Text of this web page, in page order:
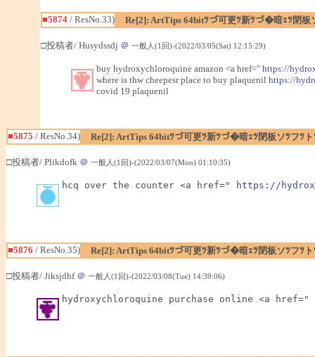
■5874/ ResNo.33) Re[2]: ArtTips 64bitﾂづ可更ﾂ新ﾂづ�暗ｪﾂ閉
□投稿者/ Husydssdj ＠ 一般人(1回)-(2022/03/05(Sat) 12:15:29)
buy hydroxychloroquine amazon <a href=" https://
where is thw cheepesr place to buy plaquenil https://
covid 19 plaquenil
■5875 / ResNo.34) Re[2]: ArtTips 64bitﾂづ可更ﾂ新ﾂづ�暗ｪﾂ閉板ソﾂフﾂ
□投稿者/ Plikdofk ＠ 一般人(1回)-(2022/03/07(Mon) 01:10:35)
hcq over the counter <a href=" https://
■5876 / ResNo.35) Re[2]: ArtTips 64bitﾂづ可更ﾂ新ﾂづ�暗ｪﾂ閉板ソﾂフﾂ
□投稿者/ Jiksjdhf ＠ 一般人(1回)-(2022/03/08(Tue) 14:39:06)
hydroxychloroquine purchase online <a href="